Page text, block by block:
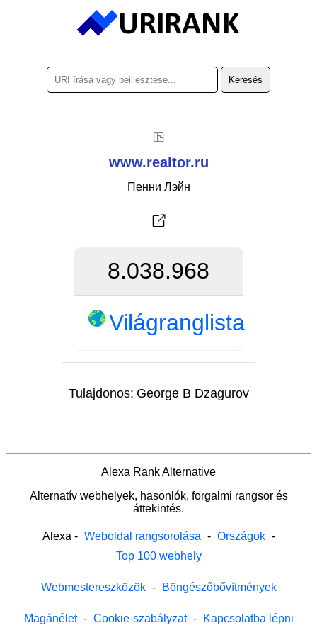
www.realtor.ru
Пенни Лэйн
8.038.968
Világranglista
Tulajdonos: George B Dzagurov
Alexa Rank Alternative
Alternatív webhelyek, hasonlók, forgalmi rangsor és
áttekintés.
Alexa - Weboldal rangsorolása - Országok -
Top 100 webhely
Webmestereszközök - Böngészőbővítmények
Magánélet - Cookie-szabályzat - Kapcsolatba lépni